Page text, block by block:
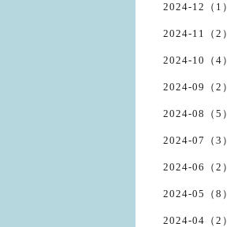
2024-12（1）
2024-11（2）
2024-10（4）
2024-09（2）
2024-08（5）
2024-07（3）
2024-06（2）
2024-05（8）
2024-04（2）